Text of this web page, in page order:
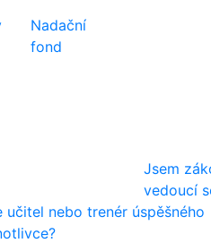
Nadační
fond
Jsem
vedoucí
učitel nebo trenér úspěšného